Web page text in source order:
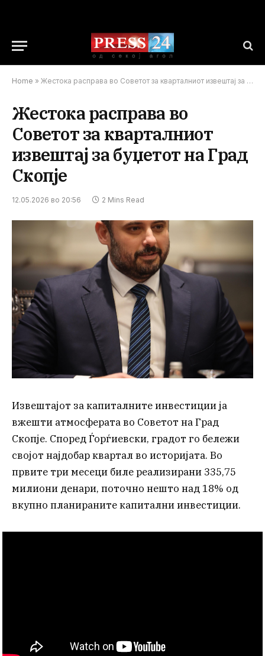
Home » Жестока расправа во Советот за кварталниот извештај за буџетот на Град Скопје
Жестока расправа во
Советот за кварталниот
извештај за буџетот на Град
Скопје
12.05.2026 во 20:56 2 Mins Read
Извештајот за капиталните инвестиции ја
вжешти атмосферата во Советот на Град
Скопје. Според Ѓорѓиевски, градот го бележи
својот најдобар квартал во историјата. Во
првите три месеци биле реализирани 335,75
милиони денари, поточно нешто над 18% од
вкупно планираните капитални инвестиции.